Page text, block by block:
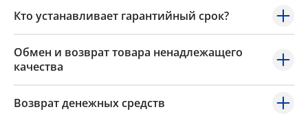
Кто устанавливает гарантийный срок?
Обмен и возврат товара ненадлежащего
качества
Возврат денежных средств